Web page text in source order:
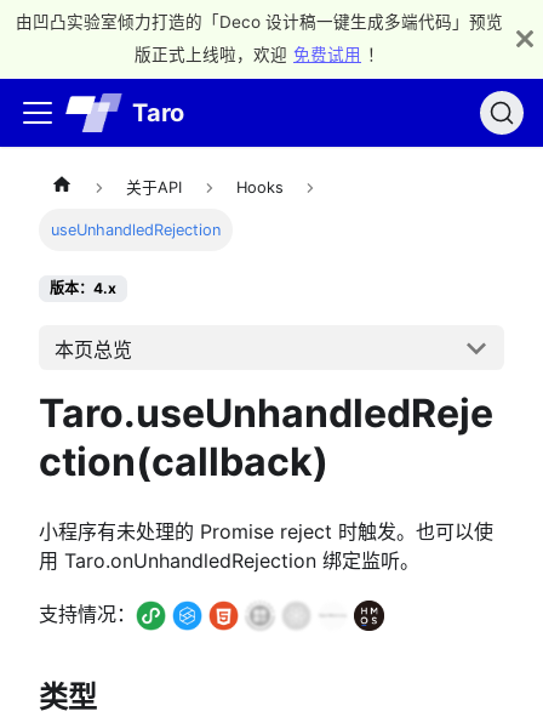
由凹凸实验室倾力打造的「Deco 设计稿一键生成多端代码」预览
版正式上线啦，欢迎 免费试用 ！
Taro
关于API Hooks
useUnhandledRejection
版本：4.x
本页总览
Taro.useUnhandledReje
ction(callback)
小程序有未处理的 Promise reject 时触发。也可以使
用 Taro.onUnhandledRejection 绑定监听。
支持情况：
类型